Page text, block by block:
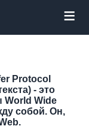
≡
Protocol
- это
World Wide
собой. Он,